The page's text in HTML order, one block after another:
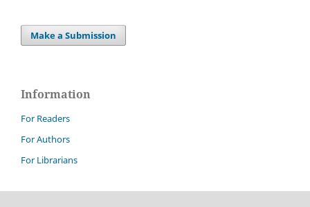
Make a Submission
Information
For Readers
For Authors
For Librarians